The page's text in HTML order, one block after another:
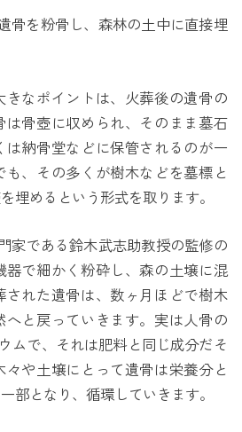
骨を粉骨し、森林の土中に直接埋
なポイントは、火葬後の遺骨の
は骨壺に収められ、そのまま墓石
は納骨堂などに保管されるのが一
、その多くが樹木などを墓標と
埋めるという形式を取ります。
家である鈴木武志助教授の監修の
器で細かく粉砕し、森の土壌に混
された遺骨は、数ヶ月ほどで樹木
と戻っていきます。実は人骨の
ムで、それは肥料と同じ成分だそ
々や土壌にとって遺骨は栄養分と
部となり、循環していきます。